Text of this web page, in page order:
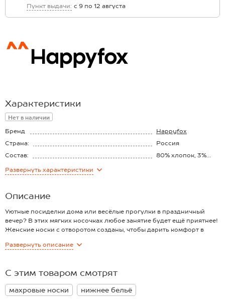
Пункт выдачи: с 9 по 12 августа
Характеристики
Нет в наличии
Бренд
Happyfox
Страна:
Россия
Состав:
80% хлопок, 3%
Развернуть характеристики
Описание
Уютные посиделки дома или весёлые прогулки в праздничный
вечер? В этих мягких носочках любое занятие будет ещё приятнее!
Женские носки с отворотом созданы, чтобы дарить комфорт в
принтом Олень и снежинки согреют и создадут атмосферу
мягкой пряжи с высоким содержанием хлопка. Хлопковый
трикотаж приятный к телу и надежно сохраняет тепло. Розовые
носки с добавлением эластана и нейлона отличаются прочностью
Развернуть описание
С этим товаром смотрят
махровые носки
нижнее бельё